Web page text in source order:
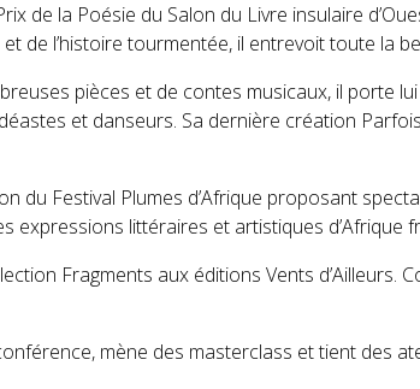
de la Poésie du Salon du Livre insulaire
de l’histoire tourmentée, il entrevoit toute la
pièces et de contes musicaux, il porte
et danseurs. Sa dernière création
du Festival Plumes d’Afrique proposant
littéraires et artistiques d’Afrique
Fragments aux éditions Vents d’Ailleurs.
mène des masterclass et tient des